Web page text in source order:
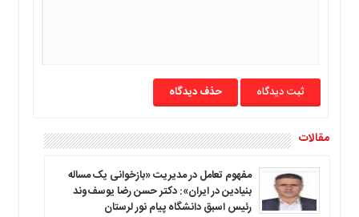
حذف دیدگاه
مقالات
مفهوم تعامل در مدیریت «بازخوانی یک مساله
بنیادین در ایران»: دکتر حسن رضا یوسف‌وند
رئیس اسبق دانشگاه پیام نور لرستان